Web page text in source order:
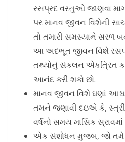
રસપ્રદ વસ્તુઓ જાણવા
પર માનવ જીવન વિશેની
તો તમારી સમસ્યાને સરળ
આ અદભૂત જીવન વિશે
તથ્યોનું સંકલન એકત્રિત
આનંદ કરી શકો છો.
માનવ જીવન વિશે ઘણાં
તમને જણાવી દઇએ કે,
વર્ષનો સમય માસિક
એક સંશોધન મુજબ, જો તમે